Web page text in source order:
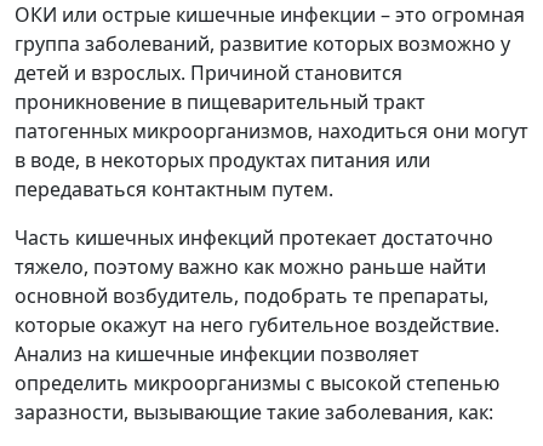
ОКИ или острые кишечные инфекции – это огромная
группа заболеваний, развитие которых возможно у
детей и взрослых. Причиной становится
проникновение в пищеварительный тракт
патогенных микроорганизмов, находиться они могут
в воде, в некоторых продуктах питания или
передаваться контактным путем.
Часть кишечных инфекций протекает достаточно
тяжело, поэтому важно как можно раньше найти
основной возбудитель, подобрать те препараты,
которые окажут на него губительное воздействие.
Анализ на кишечные инфекции позволяет
определить микроорганизмы с высокой степенью
заразности, вызывающие такие заболевания, как: